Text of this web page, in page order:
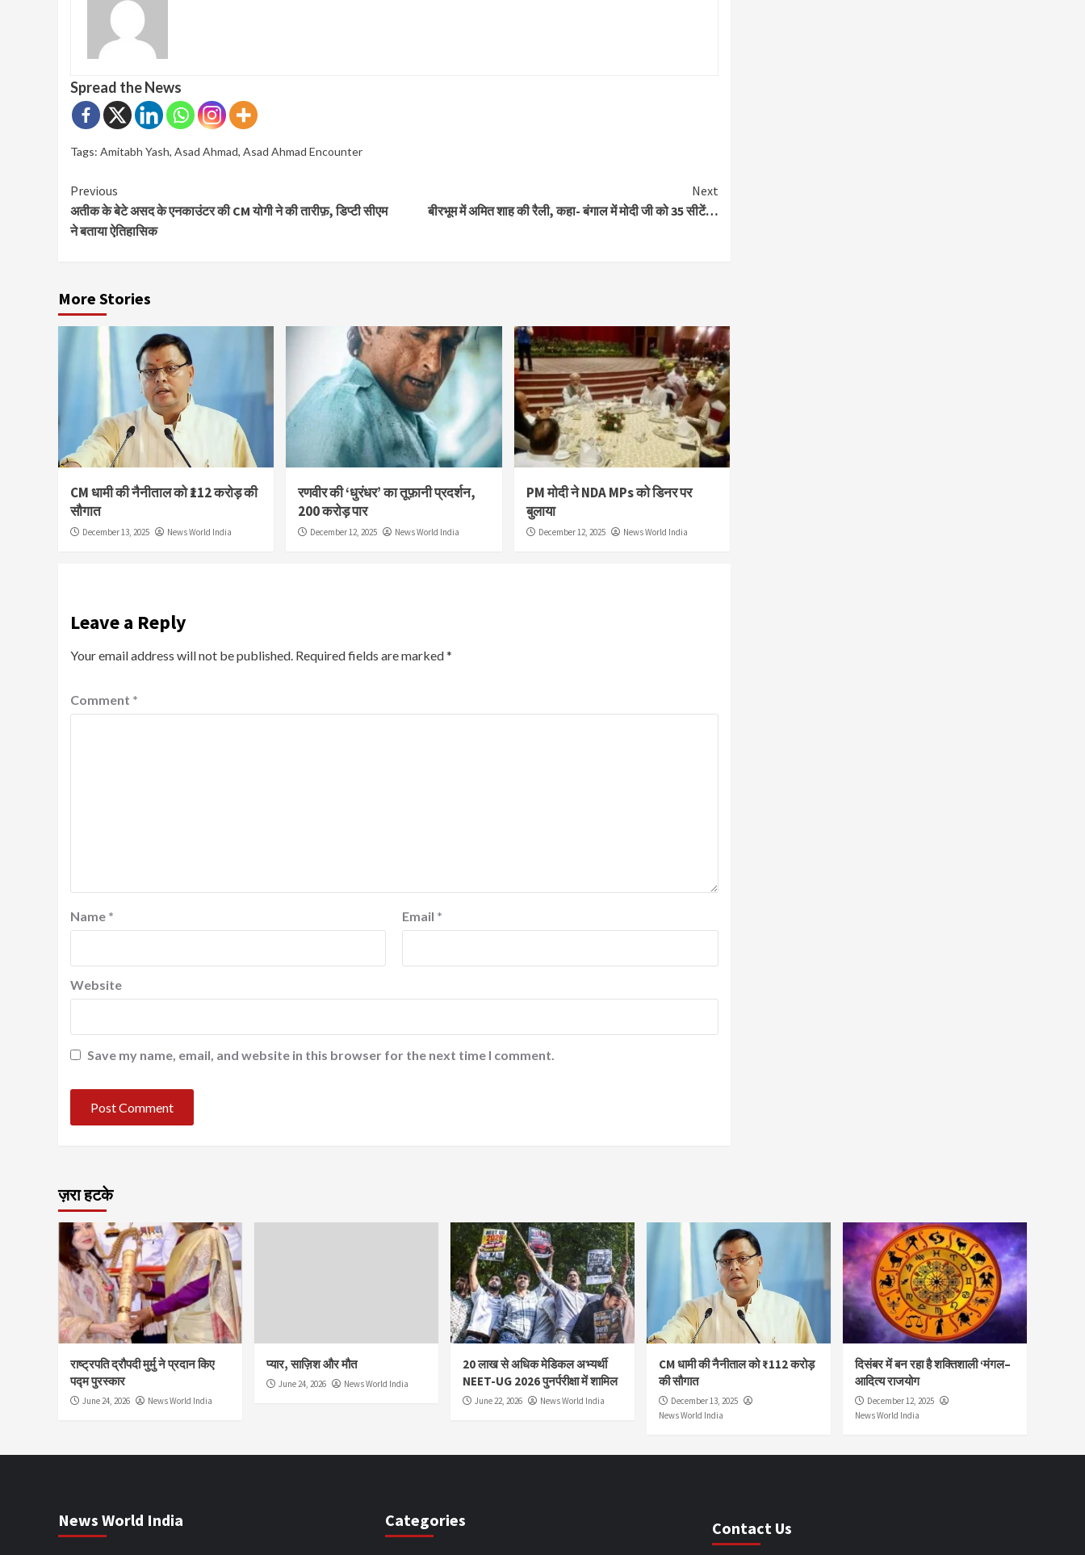
Spread the News
Tags: Amitabh Yash, Asad Ahmad, Asad Ahmad Encounter
Continue
Reading
Previous
अतीक के बेटे असद के एनकाउंटर की CM योगी ने की तारीफ़, डिप्टी सीएम
ने बताया ऐतिहासिक
Next
बीरभूम में अमित शाह की रैली, कहा- बंगाल में मोदी जी को 35 सीटें…
More Stories
CM धामी की नैनीताल को ₹112 करोड़ की
सौगात
December 13, 2025 News World India
रणवीर की ‘धुरंधर’ का तूफ़ानी प्रदर्शन,
200 करोड़ पार
December 12, 2025 News World India
PM मोदी ने NDA MPs को डिनर पर
बुलाया
December 12, 2025 News World India
Leave a Reply
Your email address will not be published. Required fields are marked*
Comment *
Name * Email *
Website
Save my name, email, and website in this browser for the next time I comment.
ज़रा हटके
राष्ट्रपति द्रौपदी मुर्मु ने प्रदान किए
पद्म पुरस्कार
June 24, 2026 News World India
प्यार, साज़िश और मौत
June 24, 2026 News World India
20 लाख से अधिक मेडिकल अभ्यर्थी
NEET-UG 2026 पुनर्परीक्षा में शामिल
June 22, 2026 News World India
CM धामी की नैनीताल को ₹112 करोड़
की सौगात
December 13, 2025
News World India
दिसंबर में बन रहा है शक्तिशाली ‘मंगल–
आदित्य राजयोग
December 12, 2025
News World India
News World India Categories Contact Us